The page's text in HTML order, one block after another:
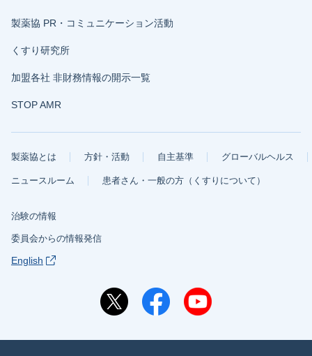
製薬協 PR・コミュニケーション活動
くすり研究所
加盟各社 非財務情報の開示一覧
STOP AMR
製薬協とは 方針・活動 自主基準 グローバルヘルス
ニュースルーム 患者さん・一般の方（くすりについて）
治験の情報
委員会からの情報発信
English